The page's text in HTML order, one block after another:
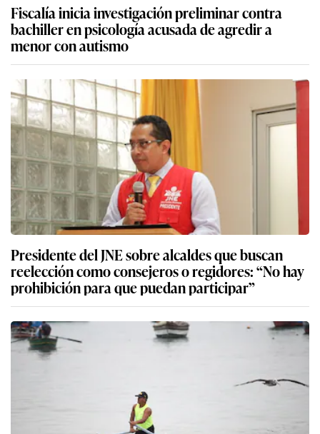
Fiscalía inicia investigación preliminar contra
bachiller en psicología acusada de agredir a
menor con autismo
Presidente del JNE sobre alcaldes que buscan
reelección como consejeros o regidores: “No hay
prohibición para que puedan participar”